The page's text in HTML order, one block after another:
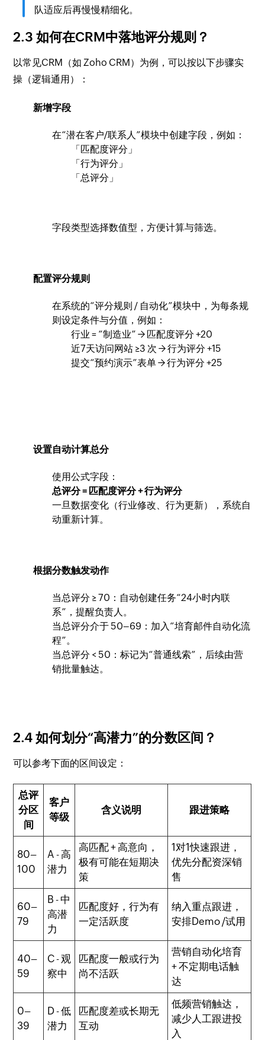
队适应后再慢慢精细化。
2.3 如何在CRM中落地评分规则？
以常见CRM（如 Zoho CRM）为例，可以按以下步骤实
操（逻辑通用）：
新增字段
在“潜在客户/联系人”模块中创建字段，例如：
「匹配度评分」
「行为评分」
「总评分」
字段类型选择数值型，方便计算与筛选。
配置评分规则
在系统的“评分规则 / 自动化”模块中，为每条规
则设定条件与分值，例如：
行业 = “制造业” → 匹配度评分 +20
近7天访问网站 ≥3 次 → 行为评分 +15
提交“预约演示”表单 → 行为评分 +25
设置自动计算总分
使用公式字段：
总评分 = 匹配度评分 + 行为评分
一旦数据变化（行业修改、行为更新），系统自
动重新计算。
根据分数触发动作
当总评分 ≥ 70：自动创建任务“24小时内联
系”，提醒负责人。
当总评分介于 50–69：加入“培育邮件自动化流
程”。
当总评分 < 50：标记为“普通线索”，后续由营
销批量触达。
2.4 如何划分“高潜力”的分数区间？
可以参考下面的区间设定：
总评
分区
间
客户
等级
含义说明 跟进策略
80–
100
A - 高
潜力
高匹配 + 高意向，
极有可能在短期决
策
1对1快速跟进，
优先分配资深销
售
60–
79
B - 中
高潜
力
匹配度好，行为有
一定活跃度
纳入重点跟进，
安排Demo /试用
40–
59
C - 观
察中
匹配度一般或行为
尚不活跃
营销自动化培育
+ 不定期电话触
达
0–
39
D - 低
潜力
匹配度差或长期无
互动
低频营销触达，
减少人工跟进投
入